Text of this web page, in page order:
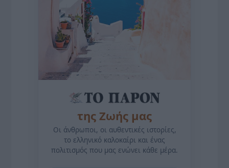
της Ζωής μας
Οι άνθρωποι, οι αυθεντικές ιστορίες,
το ελληνικό καλοκαίρι και ένας
πολιτισμός που μας ενώνει κάθε μέρα.